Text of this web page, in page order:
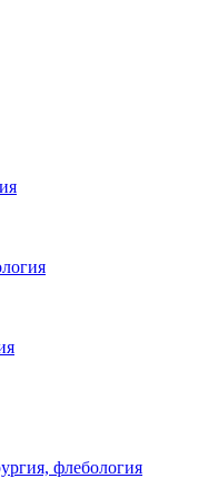
флебология